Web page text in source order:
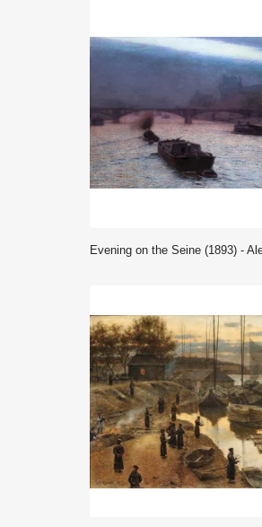
Evening on the Seine (1893) - Aleksander